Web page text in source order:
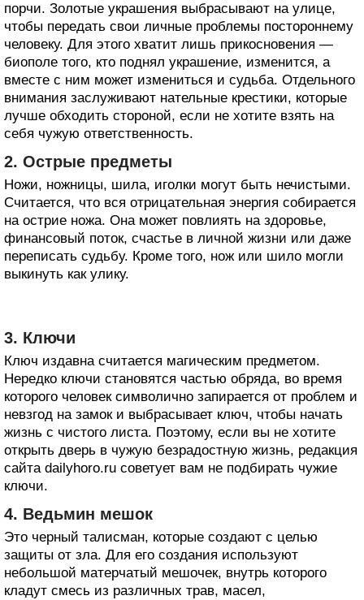
порчи. Золотые украшения выбрасывают на улице,
чтобы передать свои личные проблемы постороннему
человеку. Для этого хватит лишь прикосновения —
биополе того, кто поднял украшение, изменится, а
вместе с ним может измениться и судьба. Отдельного
внимания заслуживают нательные крестики, которые
лучше обходить стороной, если не хотите взять на
себя чужую ответственность.
2. Острые предметы
Ножи, ножницы, шила, иголки могут быть нечистыми.
Считается, что вся отрицательная энергия собирается
на острие ножа. Она может повлиять на здоровье,
финансовый поток, счастье в личной жизни или даже
переписать судьбу. Кроме того, нож или шило могли
выкинуть как улику.
3. Ключи
Ключ издавна считается магическим предметом.
Нередко ключи становятся частью обряда, во время
которого человек символично запирается от проблем и
невзгод на замок и выбрасывает ключ, чтобы начать
жизнь с чистого листа. Поэтому, если вы не хотите
открыть дверь в чужую безрадостную жизнь, редакция
сайта dailyhoro.ru советует вам не подбирать чужие
ключи.
4. Ведьмин мешок
Это черный талисман, которые создают с целью
защиты от зла. Для его создания используют
небольшой матерчатый мешочек, внутрь которого
кладут смесь из различных трав, масел,